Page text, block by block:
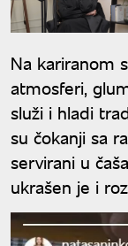
Na kariranom
atmosferi,
služi i hladi
su čokanji sa
servirani u
ukrašen je i